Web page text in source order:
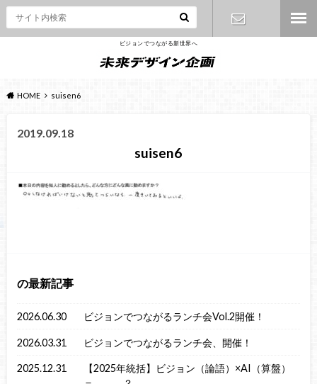
ビジョンでつながる新世界へ
HOME suisen6
2019.09.18
suisen6
の最新記事
2026.06.30 ビジョンでつながるランチ会Vol.2開催！
2026.03.31 ビジョンでつながるランチ会、開催！
2025.12.31
【2025年統括】ビジョン（論語）×AI（算盤）